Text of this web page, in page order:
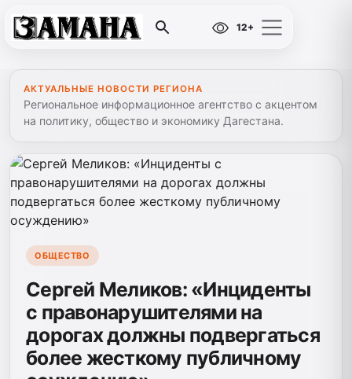
12+
АКТУАЛЬНЫЕ НОВОСТИ РЕГИОНА
Региональное информационное агентство с акцентом
на политику, общество и экономику Дагестана.
ОБЩЕСТВО
Сергей Меликов: «Инциденты
с правонарушителями на
дорогах должны подвергаться
более жесткому публичному